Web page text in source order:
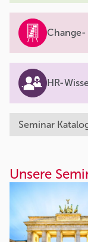
HR-
Seminar
Unsere